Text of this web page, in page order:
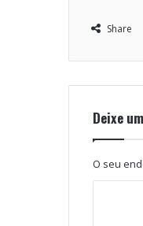
Share
Deixe
O seu